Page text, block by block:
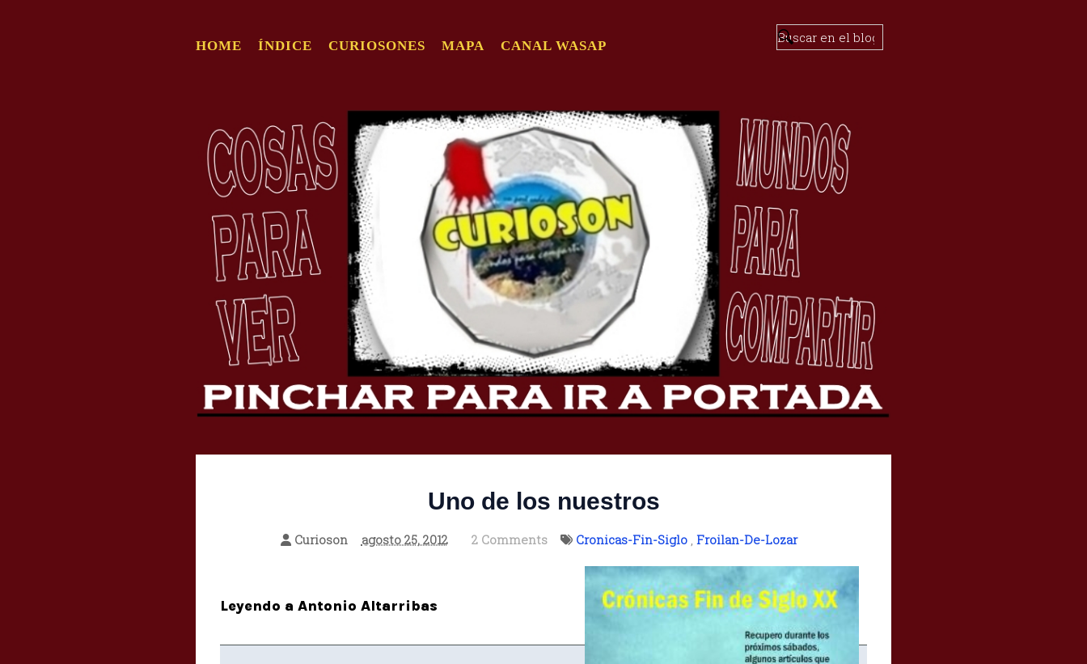
HOME ÍNDICE CURIOSONES MAPA CANAL WASAP
Uno de los nuestros
Curioson agosto 25, 2012 2 Comments Cronicas-Fin-Siglo, Froilan-De-Lozar
Leyendo a Antonio Altarribas